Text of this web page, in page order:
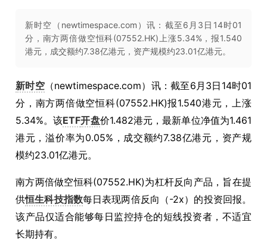
新时空（newtimespace.com）讯：截至6月3日14时01
分，南方两倍做空恒科(07552.HK)上涨5.34%，报1.540
港元，成交额约7.38亿港元，资产规模约23.01亿港元。
新时空（newtimespace.com）讯：截至6月3日14时01
分，南方两倍做空恒科(07552.HK)报1.540港元，上涨
5.34%。该ETF开盘价1.482港元，最新单位净值为1.461
港元，溢价率为0.05%，成交额约7.38亿港元，资产规
模约23.01亿港元。
南方两倍做空恒科(07552.HK)为杠杆反向产品，旨在提
供恒生科技指数每日表现两倍反向（-2x）的投资回报。
该产品仅适合能够每日监控持仓的短线投资者，不适宜
长期持有。